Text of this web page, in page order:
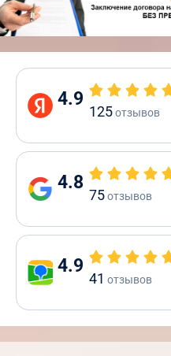
4.9
125отзывов
4.8
75отзывов
4.9
41 отзывов